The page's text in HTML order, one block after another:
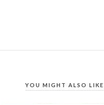
YOU MIGHT ALSO LIKE